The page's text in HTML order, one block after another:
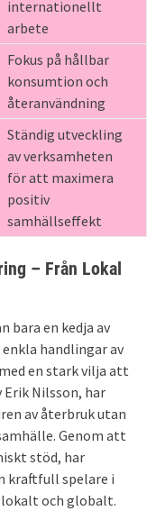
internationellt
arbete
Fokus på hållbar
konsumtion och
återanvändning
Ständig utveckling
av verksamheten
för att maximera
positiv
samhällseffekt
– Från Lokal
bara en kedja av
handlingar av
en stark vilja att
Erik Nilsson, har
av återbruk utan
Genom att
stöd, har
kraftfull spelare i
och globalt.